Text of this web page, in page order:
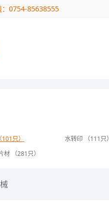
：0754-85638555
只） 水转印 （111只）
材 （281只）